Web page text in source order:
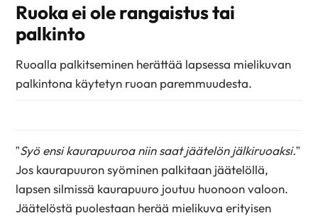
Ruoka ei ole rangaistus tai
palkinto
Ruoalla palkitseminen herättää lapsessa mielikuvan
palkintona käytetyn ruoan paremmuudesta.
”Syö ensi kaurapuuroa niin saat jäätelön jälkiruoaksi.”
Jos kaurapuuron syöminen palkitaan jäätelöllä,
lapsen silmissä kaurapuuro joutuu huonoon valoon.
Jäätelöstä puolestaan herää mielikuva erityisen